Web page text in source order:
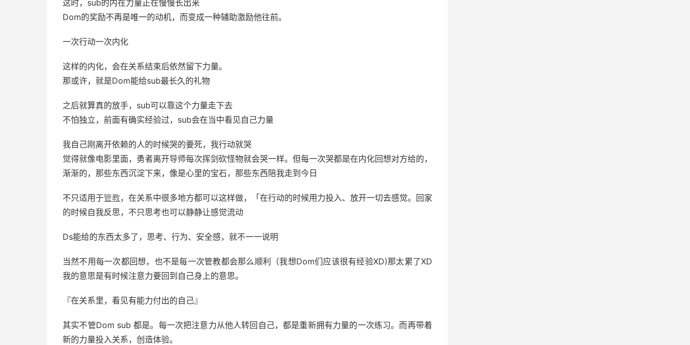
这时，sub的内在力量正在慢慢长出来
Dom的奖励不再是唯一的动机，而变成一种辅助激励他往前。
一次行动一次内化
这样的内化，会在关系结束后依然留下力量。
那或许，就是Dom能给sub最长久的礼物
之后就算真的放手，sub可以靠这个力量走下去
不怕独立，前面有确实经验过，sub会在当中看见自己力量
我自己刚离开依赖的人的时候哭的要死，我行动就哭
觉得就像电影里面，勇者离开导师每次挥剑砍怪物就会哭一样。但每一次哭都是在内化回想对方给的，
渐渐的，那些东西沉淀下来，像是心里的宝石，那些东西陪我走到今日
不只适用于管教，在关系中很多地方都可以这样做，「在行动的时候用力投入、放开一切去感觉。回家
的时候自我反思，不只思考也可以静静让感觉流动
Ds能给的东西太多了，思考、行为、安全感，就不一一说明
当然不用每一次都回想，也不是每一次管教都会那么顺利（我想Dom们应该很有经验XD)那太累了XD
我的意思是有时候注意力要回到自己身上的意思。
『在关系里，看见有能力付出的自己』
其实不管Dom sub 都是。每一次把注意力从他人转回自己，都是重新拥有力量的一次练习。而再带着
新的力量投入关系，创造体验。